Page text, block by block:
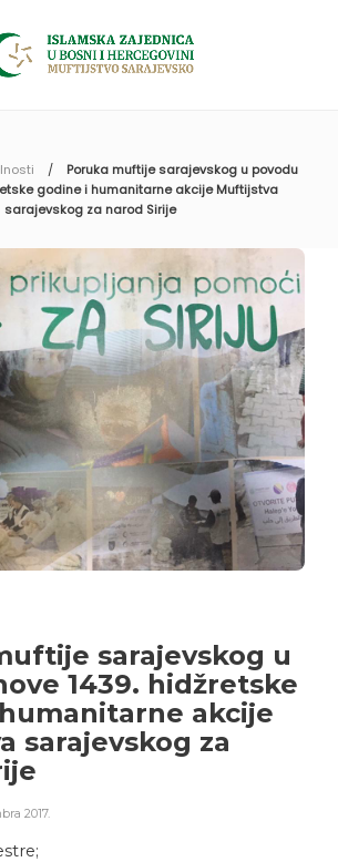
Poruka muftije sarajevskog u povodu
godine i humanitarne akcije Muftijstva
sarajevskog za narod Sirije
sarajevskog u
1439. hidžretske
akcije
sarajevskog za
2017.